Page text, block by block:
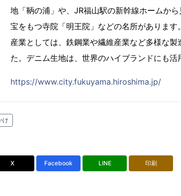
地「鞆の浦」や、JR福山駅の新幹線ホームか
宝をもつ寺院「明王院」などの名所があります。
産業としては、鉄鋼業や繊維産業など多様な
た。デニム生地は、世界のハイブランドにも活
https://www.city.fukuyama.hiroshima.jp/
け
X Facebook LINE 印刷